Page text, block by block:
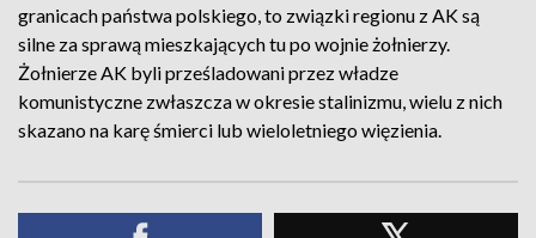
granicach państwa polskiego, to związki regionu z AK są
silne za sprawą mieszkających tu po wojnie żołnierzy.
Żołnierze AK byli prześladowani przez władze
komunistyczne zwłaszcza w okresie stalinizmu, wielu z nich
skazano na karę śmierci lub wieloletniego więzienia.